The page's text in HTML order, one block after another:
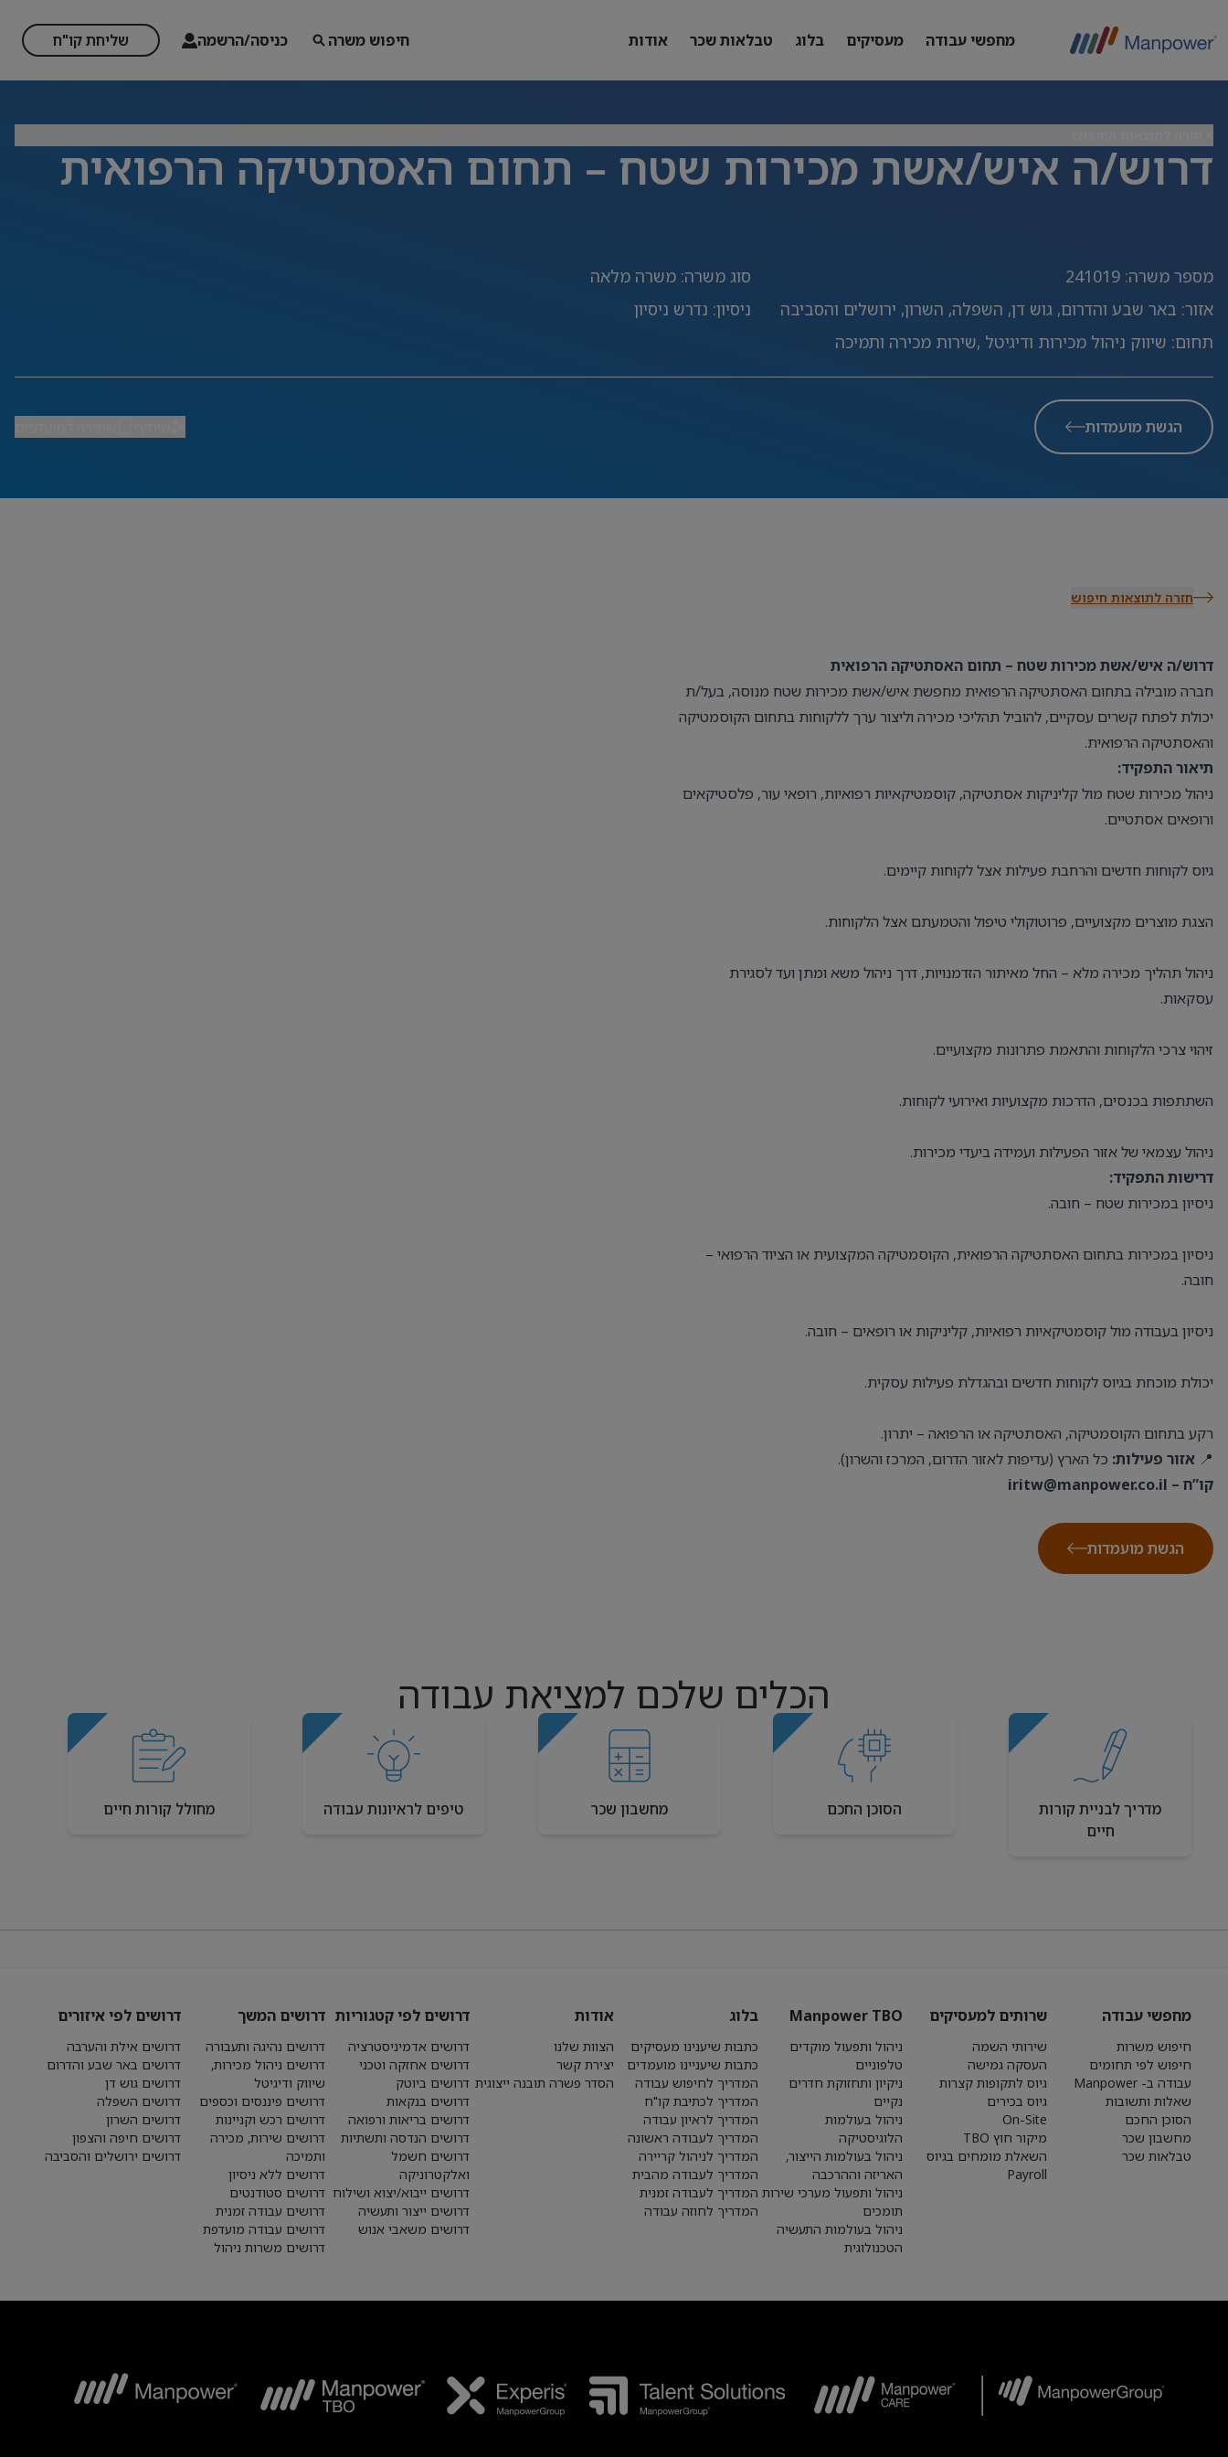
מחפשי עבודה מעסיקים בלוג טבלאות שכר אודות חיפוש משרה כניסה/הרשמה שליחת קו"ח
דרוש/ה איש/אשת מכירות שטח – תחום האסתטיקה הרפואית
מספר משרה:
241019 סוג משרה: משרה מלאה
אזור: באר שבע והדרום, גוש דן, השפלה, השרון, ירושלים והסביבה ניסיון: נדרש ניסיון
תחום: שיווק ניהול מכירות ודיגיטל ,שירות מכירה ותמיכה
הגשת מועמדות
חזרה לתוצאות חיפוש
דרוש/ה איש/אשת מכירות שטח – תחום האסתטיקה הרפואית
חברה מובילה בתחום האסתטיקה הרפואית מחפשת איש/אשת מכירות שטח מנוסה, בעל/ת
יכולת לפתח קשרים עסקיים, להוביל תהליכי מכירה וליצור ערך ללקוחות בתחום הקוסמטיקה
והאסתטיקה הרפואית.
תיאור התפקיד:
ניהול מכירות שטח מול קליניקות אסתטיקה, קוסמטיקאיות רפואיות, רופאי עור, פלסטיקאים
ורופאים אסתטיים.
גיוס לקוחות חדשים והרחבת פעילות אצל לקוחות קיימים.
הצגת מוצרים מקצועיים, פרוטוקולי טיפול והטמעתם אצל הלקוחות.
ניהול תהליך מכירה מלא – החל מאיתור הזדמנויות, דרך ניהול משא ומתן ועד לסגירת
עסקאות.
זיהוי צרכי הלקוחות והתאמת פתרונות מקצועיים.
השתתפות בכנסים, הדרכות מקצועיות ואירועי לקוחות.
ניהול עצמאי של אזור הפעילות ועמידה ביעדי מכירות.
דרישות התפקיד:
ניסיון במכירות שטח – חובה.
ניסיון במכירות בתחום האסתטיקה הרפואית, הקוסמטיקה המקצועית או הציוד הרפואי –
חובה.
ניסיון בעבודה מול קוסמטיקאיות רפואיות, קליניקות או רופאים – חובה.
יכולת מוכחת בגיוס לקוחות חדשים ובהגדלת פעילות עסקית.
רקע בתחום הקוסמטיקה, האסתטיקה או הרפואה – יתרון.
📍 אזור פעילות: כל הארץ (עדיפות לאזור הדרום, המרכז והשרון).
קו”ח – iritw@manpower.co.il
הגשת מועמדות
הכלים שלכם למציאת עבודה
מדריך לבניית קורות
חיים
הסוכן החכם מחשבון שכר טיפים לראיונות עבודה מחולל קורות חיים
מחפשי עבודה
חיפוש משרות
חיפוש לפי תחומים
עבודה ב- Manpower
שאלות ותשובות
הסוכן החכם
מחשבון שכר
טבלאות שכר
שרותים למעסיקים
שירותי השמה
העסקה גמישה
גיוס לתקופות קצרות
גיוס בכירים
On-Site
מיקור חוץ TBO
השאלת מומחים בגיוס
Payroll
Manpower TBO
ניהול ותפעול מוקדים
טלפוניים
ניקיון ותחזוקת חדרים
נקיים
ניהול בעולמות
הלוגיסטיקה
ניהול בעולמות הייצור,
האריזה וההרכבה
ניהול ותפעול מערכי שירות
תומכים
ניהול בעולמות התעשיה
הטכנולוגית
בלוג
כתבות שיענינו מעסיקים
כתבות שיעניינו מועמדים
המדריך לחיפוש עבודה
המדריך לכתיבת קו"ח
המדריך לראיון עבודה
המדריך לעבודה ראשונה
המדריך לניהול קריירה
המדריך לעבודה מהבית
המדריך לעבודה זמנית
המדריך לחוזה עבודה
אודות
הצוות שלנו
יצירת קשר
הסדר פשרה תובנה ייצוגית
דרושים לפי קטגוריות
דרושים אדמיניסטרציה
דרושים אחזקה וטכני
דרושים ביוטק
דרושים בנקאות
דרושים בריאות ורפואה
דרושים הנדסה ותשתיות
דרושים חשמל
ואלקטרוניקה
דרושים ייבוא/יצוא ושילוח
דרושים ייצור ותעשיה
דרושים משאבי אנוש
דרושים המשך
דרושים נהיגה ותעבורה
דרושים ניהול מכירות,
שיווק ודיגיטל
דרושים פיננסים וכספים
דרושים רכש וקניינות
דרושים שירות, מכירה
ותמיכה
דרושים ללא ניסיון
דרושים סטודנטים
דרושים עבודה זמנית
דרושים עבודה מועדפת
דרושים משרות ניהול
דרושים לפי איזורים
דרושים אילת והערבה
דרושים באר שבע והדרום
דרושים גוש דן
דרושים השפלה
דרושים השרון
דרושים חיפה והצפון
דרושים ירושלים והסביבה